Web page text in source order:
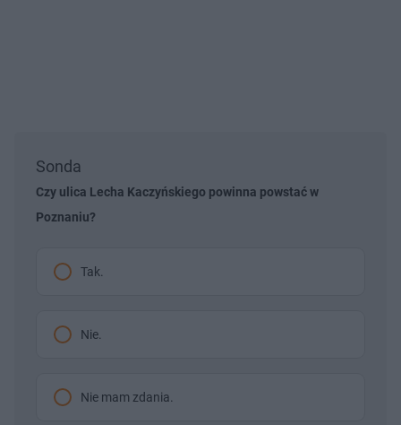
Sonda
Czy ulica Lecha Kaczyńskiego powinna powstać w
Poznaniu?
Tak.
Nie.
Nie mam zdania.